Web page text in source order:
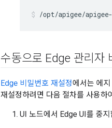
/opt/apigee/
수동으로 Edge 관리자
Edge 비밀번호 재설정에서는 에
재설정하려면 다음 절차를 사용하
UI 노드에서 Edge UI를 중지